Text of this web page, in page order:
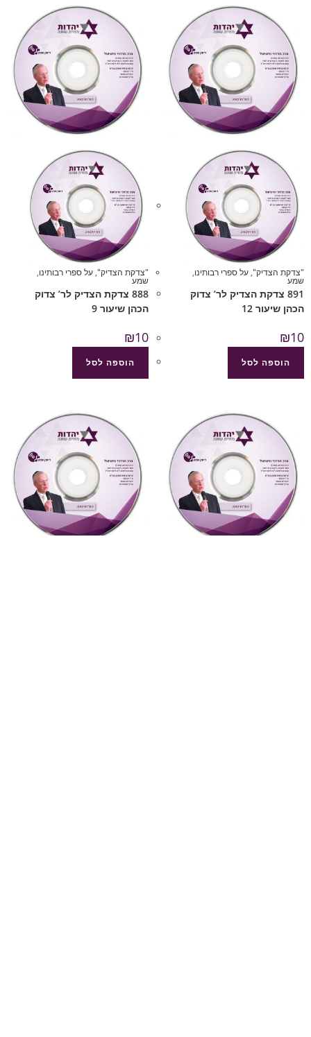
"צדקת הצדיק",על ספרי רבותינו,
שמע
891 צדקת הצדיק לר’ צדוק
הכהן שיעור 12
₪10
הוספה לסל
"צדקת הצדיק",על ספרי רבותינו,
שמע
888 צדקת הצדיק לר’ צדוק
הכהן שיעור 9
₪10
הוספה לסל